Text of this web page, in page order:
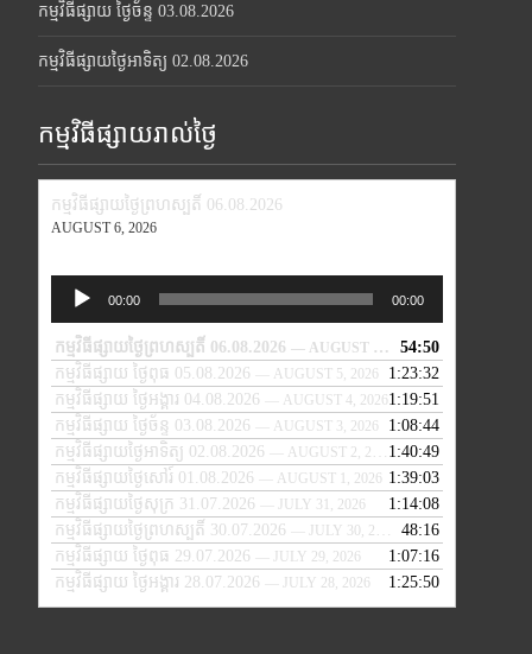
កម្មវិធីផ្សាយ ថ្ងៃច័ន្ទ 03.08.2026
កម្មវិធីផ្សាយថ្ងៃអាទិត្យ 02.08.2026
កម្មវិធីផ្សាយរាល់ថ្ងៃ
កម្មវិធីផ្សាយថ្ងៃព្រហស្បតិ៍ 06.08.2026
AUGUST 6, 2026
Audio
Player
00:00 00:00
កម្មវិធីផ្សាយថ្ងៃព្រហស្បតិ៍ 06.08.2026 — AUGUST 6, 2026
54:50
កម្មវិធីផ្សាយ ថ្ងៃពុធ 05.08.2026
— AUGUST 5, 2026
1:23:32
កម្មវិធីផ្សាយ ថ្ងៃអង្គារ 04.08.2026
— AUGUST 4, 20261:19:51
កម្មវិធីផ្សាយ ថ្ងៃច័ន្ទ 03.08.2026
— AUGUST 3, 2026
1:08:44
កម្មវិធីផ្សាយថ្ងៃអាទិត្យ 02.08.2026
— AUGUST 2, 2026
1:40:49
កម្មវិធីផ្សាយថ្ងៃសៅរ៍ 01.08.2026
— AUGUST 1, 2026 1:39:03
កម្មវិធីផ្សាយថ្ងៃសុក្រ 31.07.2026
— JULY 31, 2026
1:14:08
កម្មវិធីផ្សាយថ្ងៃព្រហស្បតិ៍ 30.07.2026
— JULY 30, 2026
48:16
កម្មវិធីផ្សាយ ថ្ងៃពុធ 29.07.2026
— JULY 29, 2026
1:07:16
កម្មវិធីផ្សាយ ថ្ងៃអង្គារ 28.07.2026
— JULY 28, 2026 1:25:50